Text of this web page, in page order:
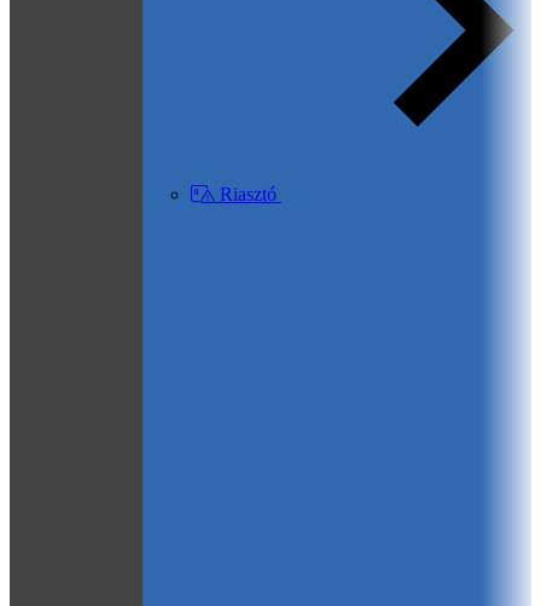
Riasztó